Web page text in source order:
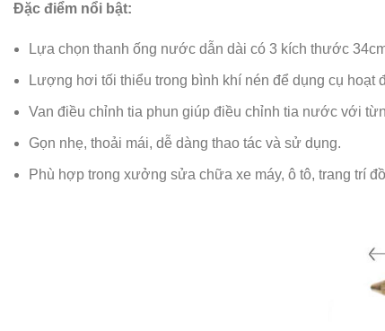
Đặc điểm nổi bật:
Lựa chọn thanh ống nước dẫn dài có 3 kích thước
Lượng hơi tối thiểu trong bình khí nén để dụng cụ hoạt
Van điều chỉnh tia phun giúp điều chỉnh tia nước với
Gọn nhẹ, thoải mái, dễ dàng thao tác và sử dụng.
Phù hợp trong xưởng sửa chữa xe máy, ô tô, trang trí